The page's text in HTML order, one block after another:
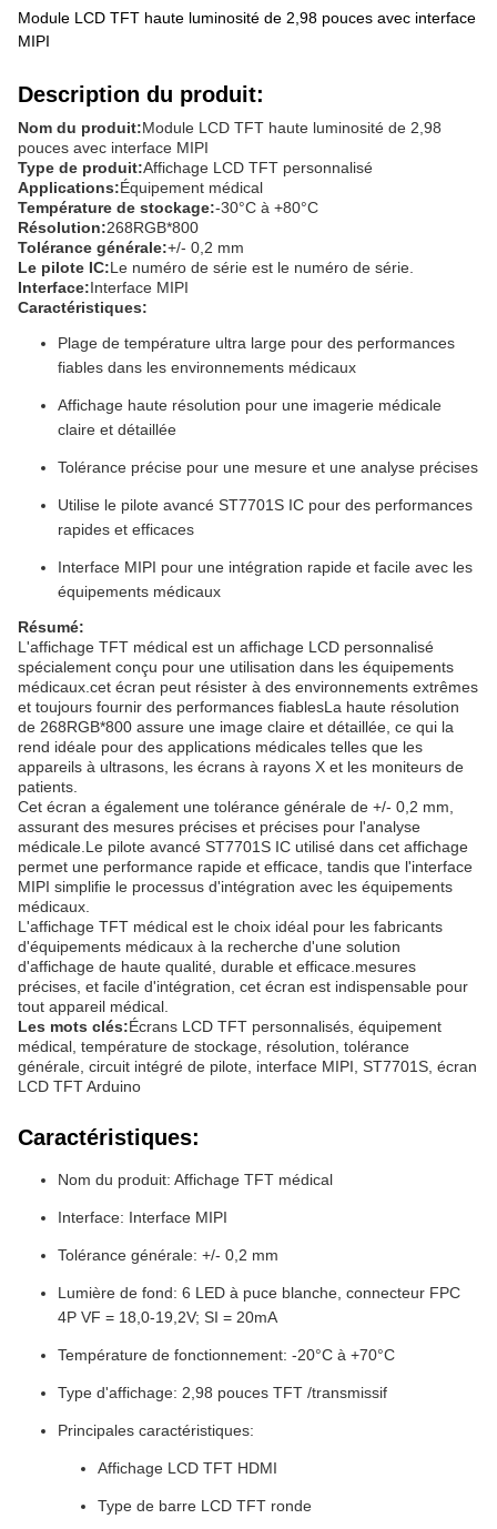
Module LCD TFT haute luminosité de 2,98 pouces avec interface
MIPI
Description du produit:
Nom du produit:Module LCD TFT haute luminosité de 2,98
pouces avec interface MIPI
Type de produit:Affichage LCD TFT personnalisé
Applications:Équipement médical
Température de stockage:-30°C à +80°C
Résolution:268RGB*800
Tolérance générale:+/- 0,2 mm
Le pilote IC:Le numéro de série est le numéro de série.
Interface:Interface MIPI
Caractéristiques:
Plage de température ultra large pour des performances
fiables dans les environnements médicaux
Affichage haute résolution pour une imagerie médicale
claire et détaillée
Tolérance précise pour une mesure et une analyse précises
Utilise le pilote avancé ST7701S IC pour des performances
rapides et efficaces
Interface MIPI pour une intégration rapide et facile avec les
équipements médicaux
Résumé:
L'affichage TFT médical est un affichage LCD personnalisé
spécialement conçu pour une utilisation dans les équipements
médicaux.cet écran peut résister à des environnements extrêmes
et toujours fournir des performances fiablesLa haute résolution
de 268RGB*800 assure une image claire et détaillée, ce qui la
rend idéale pour des applications médicales telles que les
appareils à ultrasons, les écrans à rayons X et les moniteurs de
patients.
Cet écran a également une tolérance générale de +/- 0,2 mm,
assurant des mesures précises et précises pour l'analyse
médicale.Le pilote avancé ST7701S IC utilisé dans cet affichage
permet une performance rapide et efficace, tandis que l'interface
MIPI simplifie le processus d'intégration avec les équipements
médicaux.
L'affichage TFT médical est le choix idéal pour les fabricants
d'équipements médicaux à la recherche d'une solution
d'affichage de haute qualité, durable et efficace.mesures
précises, et facile d'intégration, cet écran est indispensable pour
tout appareil médical.
Les mots clés:Écrans LCD TFT personnalisés, équipement
médical, température de stockage, résolution, tolérance
générale, circuit intégré de pilote, interface MIPI, ST7701S, écran
LCD TFT Arduino
Caractéristiques:
Nom du produit: Affichage TFT médical
Interface: Interface MIPI
Tolérance générale: +/- 0,2 mm
Lumière de fond: 6 LED à puce blanche, connecteur FPC
4P VF = 18,0-19,2V; SI = 20mA
Température de fonctionnement: -20°C à +70°C
Type d'affichage: 2,98 pouces TFT /transmissif
Principales caractéristiques:
Affichage LCD TFT HDMI
Type de barre LCD TFT ronde